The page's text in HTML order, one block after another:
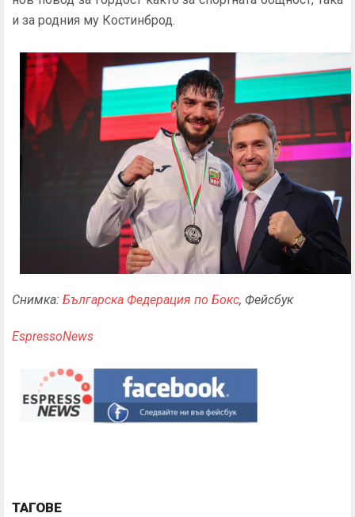
и за родния му Костинброд.
Снимка: Българска Федерация по Бокс, Фейсбук
EspressoNews
ТАГОВЕ